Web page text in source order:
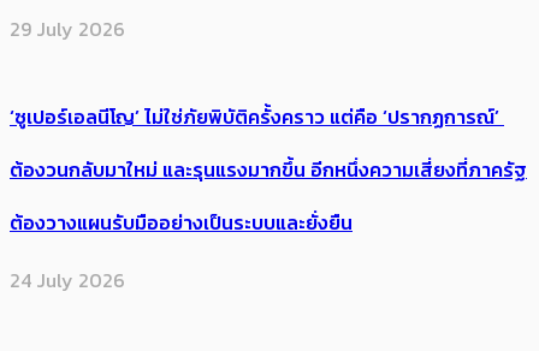
29 July 2026
‘ซูเปอร์เอลนีโญ’ ไม่ใช่ภัยพิบัติครั้งคราว แต่คือ ‘ปรากฏการณ์’ ​
ต้อง​วนกลับมาใหม่ และรุนแรงมากขึ้น อีกหนึ่งความเสี่ยงที่ภาครัฐ
ต้องวางแผนรับมืออย่างเป็นระบบและยั่งยืน
24 July 2026